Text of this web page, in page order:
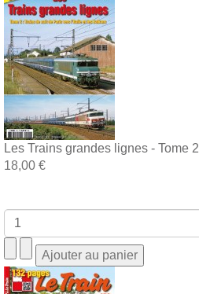
Les Trains grandes lignes - Tome 2
18,00 €